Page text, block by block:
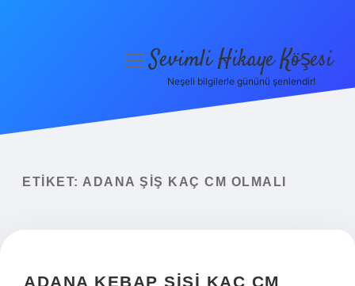
Yasal Uyarı
menüyüSevimli Hikaye Köşesi
Neşeli bilgilerle gününü şenlendir!
ETIKET: ADANA ŞIŞ KAÇ CM OLMALI
ADANA KEBAP ŞIŞI KAÇ CM